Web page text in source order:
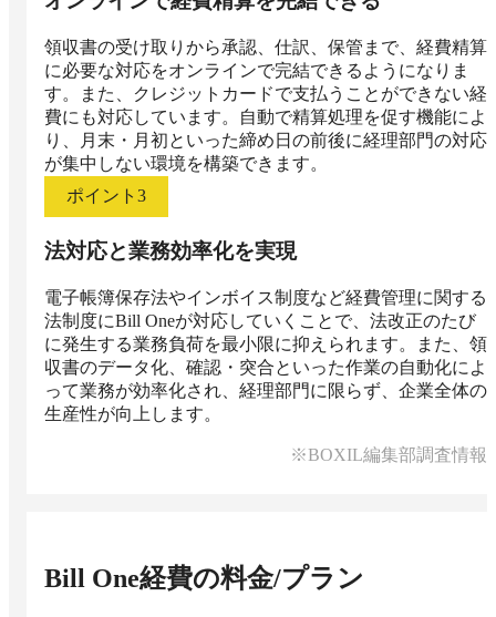
領収書の受け取りから承認、仕訳、保管まで、経費精算
に必要な対応をオンラインで完結できるようになりま
す。また、クレジットカードで支払うことができない経
費にも対応しています。自動で精算処理を促す機能によ
り、月末・月初といった締め日の前後に経理部門の対応
が集中しない環境を構築できます。
ポイント 3
法対応と業務効率化を実現
電子帳簿保存法やインボイス制度など経費管理に関する
法制度にBill Oneが対応していくことで、法改正のたび
に発生する業務負荷を最小限に抑えられます。また、領
収書のデータ化、確認・突合といった作業の自動化によ
って業務が効率化され、経理部門に限らず、企業全体の
生産性が向上します。
※BOXIL編集部調査情報
Bill One経費の料金/プラン